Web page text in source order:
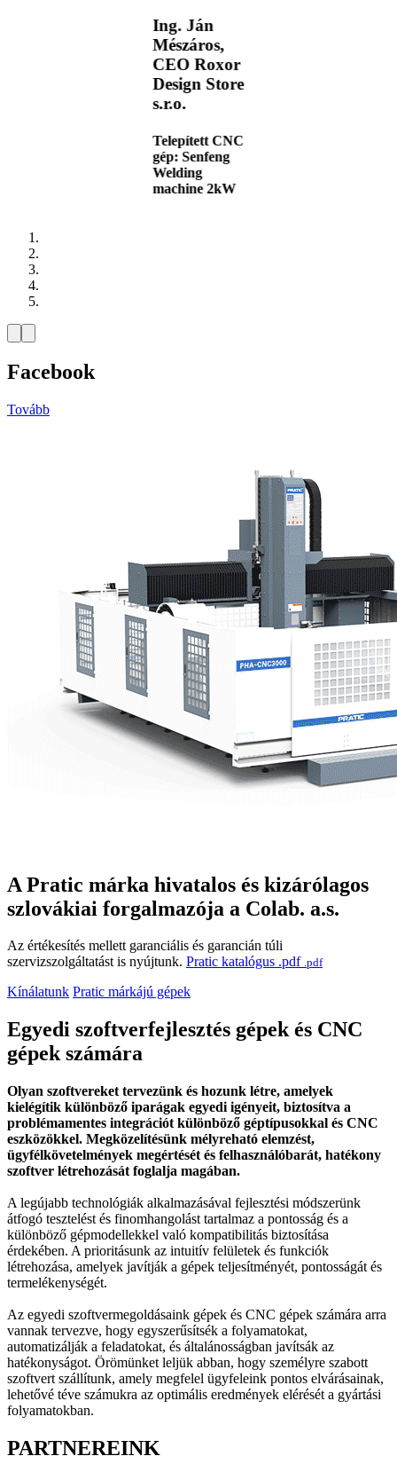
Ing. Ján
Mészáros,
CEO Roxor
Design Store
s.r.o.
Telepített CNC
gép:Senfeng
Welding
machine 2kW
Facebook
Tovább
A Pratic márka hivatalos és kizárólagos
szlovákiai forgalmazója a Colab. a.s.
Az értékesítés mellett garanciális és garancián túli
szervizszolgáltatást is nyújtunk. Pratic katalógus .pdf .pdf
Kínálatunk Pratic márkájú gépek
Egyedi szoftverfejlesztés gépek és CNC
gépek számára
Olyan szoftvereket tervezünk és hozunk létre, amelyek
kielégítik különböző iparágak egyedi igényeit, biztosítva a
problémamentes integrációt különböző géptípusokkal és CNC
eszközökkel. Megközelítésünk mélyreható elemzést,
ügyfélkövetelmények megértését és felhasználóbarát, hatékony
szoftver létrehozását foglalja magában.
A legújabb technológiák alkalmazásával fejlesztési módszerünk
átfogó tesztelést és finomhangolást tartalmaz a pontosság és a
különböző gépmodellekkel való kompatibilitás biztosítása
érdekében. A prioritásunk az intuitív felületek és funkciók
létrehozása, amelyek javítják a gépek teljesítményét, pontosságát és
termelékenységét.
Az egyedi szoftvermegoldásaink gépek és CNC gépek számára arra
vannak tervezve, hogy egyszerűsítsék a folyamatokat,
automatizálják a feladatokat, és általánosságban javítsák az
hatékonyságot. Örömünket leljük abban, hogy személyre szabott
szoftvert szállítunk, amely megfelel ügyfeleink pontos elvárásainak,
lehetővé téve számukra az optimális eredmények elérését a gyártási
folyamatokban.
PARTNEREINK